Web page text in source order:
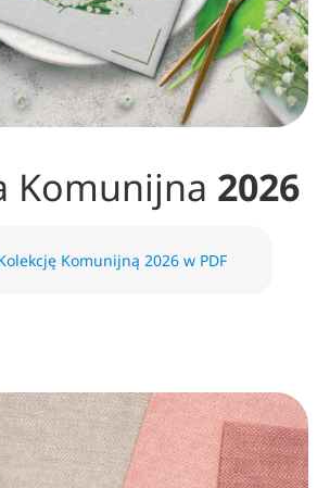
Komunijna 2026
Komunijną 2026 w PDF